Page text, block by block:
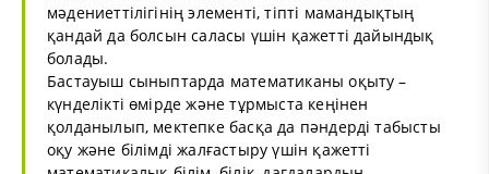
мәдениеттілігінің элементі, тіпті мамандықтың
қандай да болсын саласы үшін қажетті дайындық
болады.
Бастауыш сыныптарда математиканы оқыту –
күнделікті өмірде және тұрмыста кеңінен
қолданылып, мектепке басқа да пәндерді табысты
оқу және білімді жалғастыру үшін қажетті